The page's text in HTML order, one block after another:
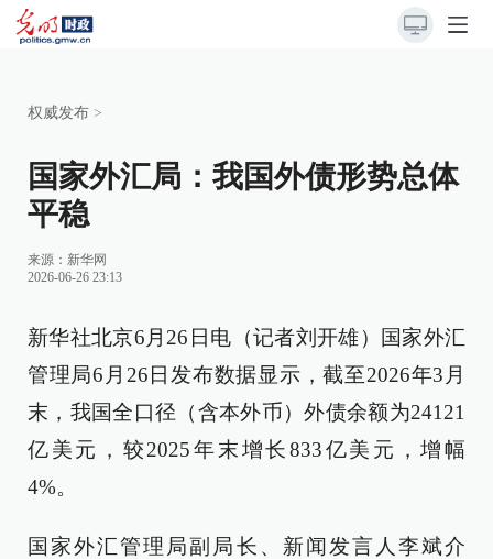
权威发布 >
国家外汇局：我国外债形势总体
平稳
来源： 新华网
2026-06-26 23:13
新华社北京6月26日电（记者刘开雄）国家外汇
管理局6月26日发布数据显示，截至2026年3月
末，我国全口径（含本外币）外债余额为24121
亿美元，较2025年末增长833亿美元，增幅
4%。
国家外汇管理局副局长、新闻发言人李斌介